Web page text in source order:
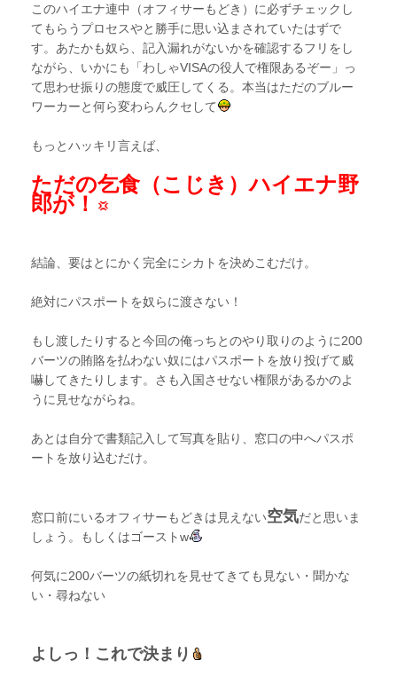
このハイエナ連中（オフィサーもどき）に必ずチェックし
てもらうプロセスやと勝手に思い込まされていたはずで
す。あたかも奴ら、記入漏れがないかを確認するフリをし
ながら、いかにも「わしゃVISAの役人で権限あるぞー」っ
て思わせ振りの態度で威圧してくる。本当はただのブルー
ワーカーと何ら変わらんクセして
もっとハッキリ言えば、
ただの乞食（こじき）ハイエナ野
郎が！
結論、要はとにかく完全にシカトを決めこむだけ。
絶対にパスポートを奴らに渡さない！
もし渡したりすると今回の俺っちとのやり取りのように200
バーツの賄賂を払わない奴にはパスポートを放り投げて威
嚇してきたりします。さも入国させない権限があるかのよ
うに見せながらね。
あとは自分で書類記入して写真を貼り、窓口の中へパスポ
ートを放り込むだけ。
窓口前にいるオフィサーもどきは見えない空気だと思いま
しょう。もしくはゴーストw
何気に200バーツの紙切れを見せてきても見ない・聞かな
い・尋ねない
よしっ！これで決まり